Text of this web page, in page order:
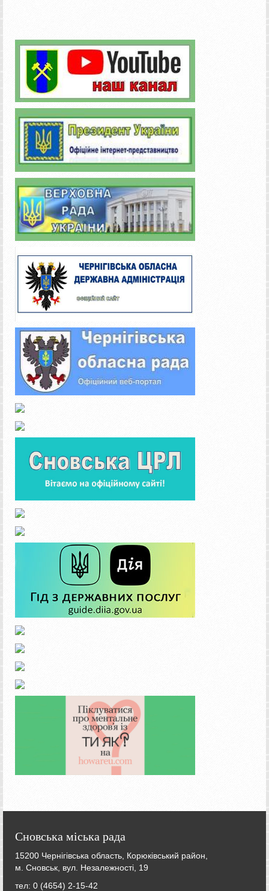
Сновська міська рада
15200 Чернігівська область, Корюківський район,
м. Сновськ, вул. Незалежності, 19
тел: 0 (4654) 2-15-42